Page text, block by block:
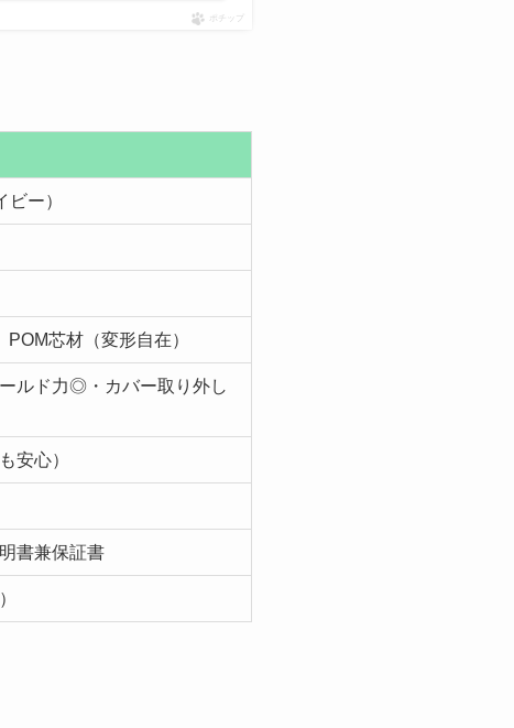
ポチップ
ー）
芯材（変形自在）
ルド力◎・カバー取り外し
安心）
書兼保証書